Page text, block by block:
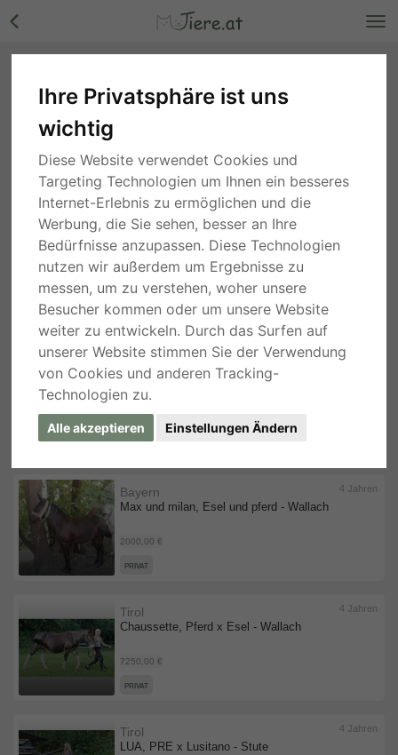
Ihre Privatsphäre ist uns
wichtig
Diese Website verwendet Cookies und
Targeting Technologien um Ihnen ein besseres
Internet-Erlebnis zu ermöglichen und die
Werbung, die Sie sehen, besser an Ihre
Bedürfnisse anzupassen. Diese Technologien
nutzen wir außerdem um Ergebnisse zu
messen, um zu verstehen, woher unsere
Besucher kommen oder um unsere Website
weiter zu entwickeln. Durch das Surfen auf
unserer Website stimmen Sie der Verwendung
von Cookies und anderen Tracking-
Technologien zu.
Alle akzeptieren Einstellungen Ändern
Mischlinge
Suche
WB und Traber - Stute
Oberösterreich
PRIVAT
Niederösterreich
Max und milan, Esel und pferd - Wallach
Bayern
2000,00 €
4 Jahren
PRIVAT
Chaussette, Pferd x Esel - Wallach
Tirol
7250,00 €
4 Jahren
PRIVAT
LUA, PRE x Lusitano - Stute
Tirol 4 Jahren